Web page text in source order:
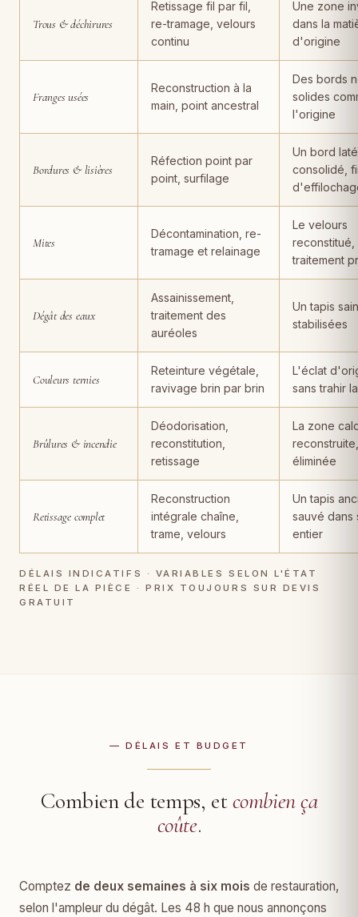
Trous & déchirures
Retissage fil par fil,
re-tramage, velours
continu
Une zone
dans la
d'origine
Franges usées
Reconstruction à la
main, point ancestral
Des bords
solides
l'origine
Bordures & lisières
Réfection point par
point, surfilage
Un bord
consolidé,
Mites
Décontamination, re-
tramage et relainage
Le velours
reconstitué,
traitement
Dégât des eaux
Assainissement,
traitement des
auréoles
Un tapis
stabilisées
Couleurs ternies
Reteinture végétale,
ravivage brin par brin
L'éclat
sans trahir
Brûlures & incendie
Déodorisation,
reconstitution,
retissage
La zone
éliminée
Retissage complet
Reconstruction
intégrale chaîne,
trame, velours
Un tapis
sauvé dans
entier
DÉLAIS INDICATIFS · VARIABLES SELON L'ÉTAT
RÉEL DE LA PIÈCE · PRIX TOUJOURS SUR DEVIS
GRATUIT
— DÉLAIS ET BUDGET
Combien de temps, etcombien ça
coûte.
Comptez de deux semaines à six mois de restauration,
selon l'ampleur du dégât. Les 48 h que nous annonçons